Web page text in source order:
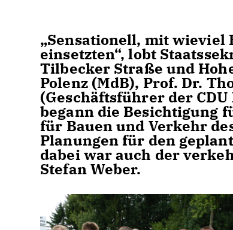
Sensationell, mit wieviel
einsetzten“, lobt
Tilbecker Straße und
Polenz (MdB), Prof. Dr.
(Geschäftsführer der
begann die Besichtigung
für Bauen und Verkehr
Planungen für den
dabei war auch der
Stefan Weber.